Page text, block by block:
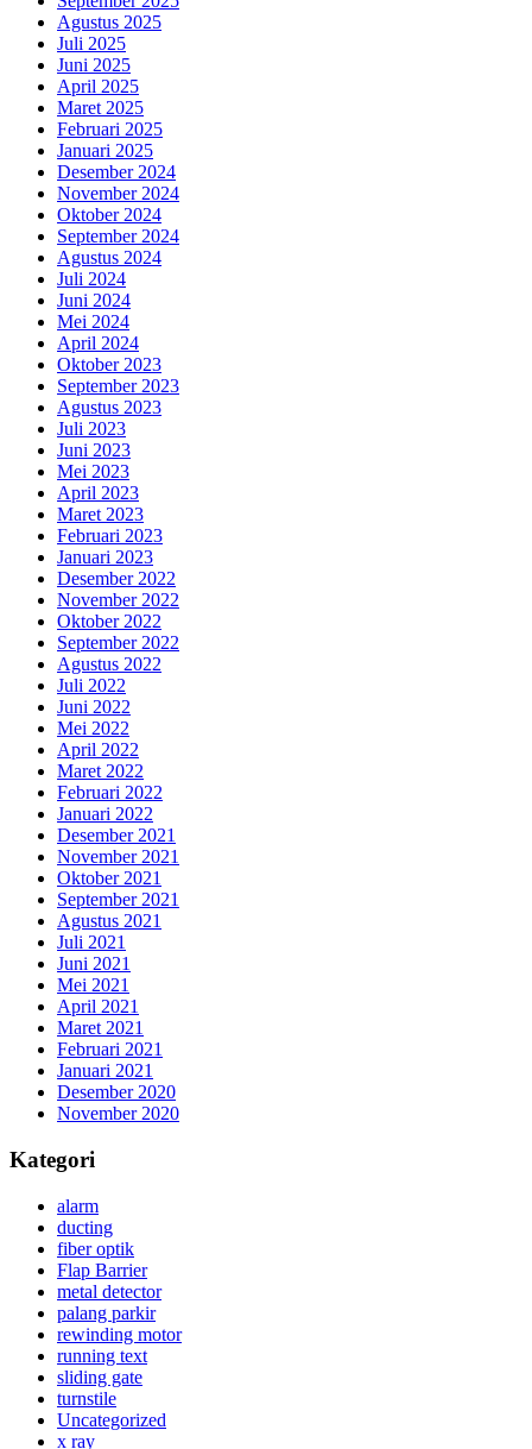
Agustus 2025
Juli 2025
Juni 2025
April 2025
Maret 2025
Februari 2025
Januari 2025
Desember 2024
November 2024
Oktober 2024
September 2024
Agustus 2024
Juli 2024
Juni 2024
Mei 2024
April 2024
Oktober 2023
September 2023
Agustus 2023
Juli 2023
Juni 2023
Mei 2023
April 2023
Maret 2023
Februari 2023
Januari 2023
Desember 2022
November 2022
Oktober 2022
September 2022
Agustus 2022
Juli 2022
Juni 2022
Mei 2022
April 2022
Maret 2022
Februari 2022
Januari 2022
Desember 2021
November 2021
Oktober 2021
September 2021
Agustus 2021
Juli 2021
Juni 2021
Mei 2021
April 2021
Maret 2021
Februari 2021
Januari 2021
Desember 2020
November 2020
Kategori
alarm
ducting
fiber optik
Flap Barrier
metal detector
palang parkir
rewinding motor
running text
sliding gate
turnstile
Uncategorized
x ray